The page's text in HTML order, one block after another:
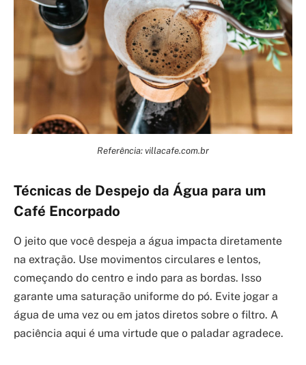
Referência: villacafe.com.br
Técnicas de Despejo da Água para um
Café Encorpado
O jeito que você despeja a água impacta diretamente
na extração. Use movimentos circulares e lentos,
começando do centro e indo para as bordas. Isso
garante uma saturação uniforme do pó. Evite jogar a
água de uma vez ou em jatos diretos sobre o filtro. A
paciência aqui é uma virtude que o paladar agradece.